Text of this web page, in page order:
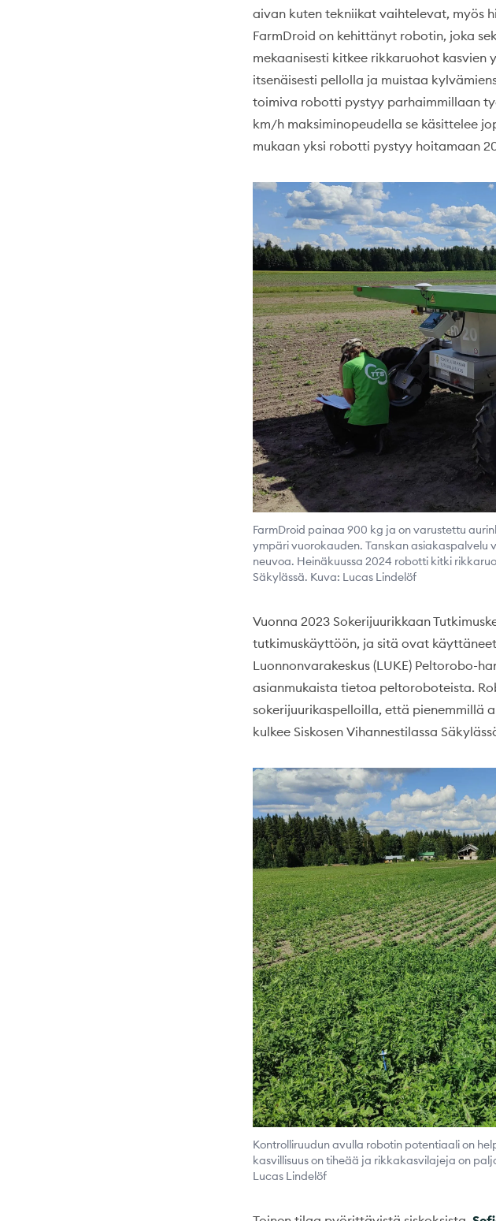
aivan kuten tekniikat vaihtelevat, myös
FarmDroid on kehittänyt robotin, joka
mekaanisesti kitkee rikkaruohot kasvien
itsenäisesti pellolla ja muistaa
toimiva robotti pystyy parhaimmillaan
km/h maksiminopeudella se käsittelee
mukaan yksi robotti pystyy hoitamaan
FarmDroid painaa 900 kg ja on varustettu
ympäri vuorokauden. Tanskan asiakaspalvelu
neuvoa. Heinäkuussa 2024 robotti kitki
Säkylässä. Kuva: Lucas Lindelöf
Vuonna 2023 Sokerijuurikkaan
tutkimuskäyttöön, ja sitä ovat käyttäneet
Luonnonvarakeskus (LUKE) Peltorobo-
asianmukaista tietoa peltoroboteista.
sokerijuurikaspelloilla, että pienemmillä
kulkee Siskosen Vihannestilassa
Kontrolliruudun avulla robotin potentiaali on
kasvillisuus on tiheää ja rikkakasvilajeja on
Lucas Lindelöf